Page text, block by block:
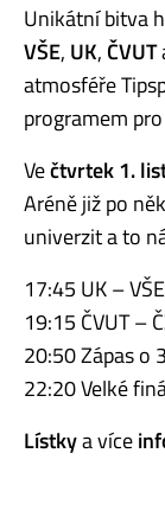
Unikátní bitva
VŠE, UK, ČVUT
atmosféře
programem
Večtvrtek 1.
Aréně již po
univerzit a to
17:45 UK – VŠE
19:15 ČVUT –
20:50 Zápas o
22:20 Velké
Lístkya více